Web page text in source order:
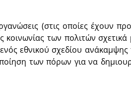
(στις οποίες έχουν
κοινωνίας των πολιτών
εθνικού σχεδίου ανάκαμψης
των πόρων για να